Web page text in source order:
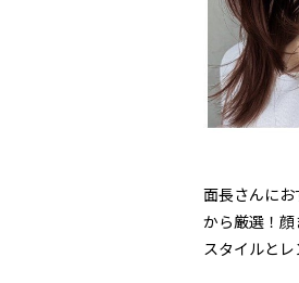
面長さんに
から厳選！
スタイルと